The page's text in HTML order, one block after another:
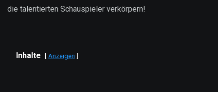
die talentierten Schauspieler verkörpern!
Inhalte Anzeigen